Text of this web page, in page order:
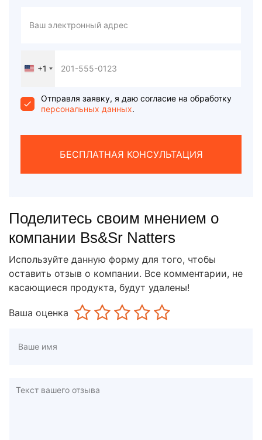
United
+1
+1
Отправля заявку, я даю согласие на обработку
персональных данных.
БЕСПЛАТНАЯ КОНСУЛЬТАЦИЯ
Поделитесь своим мнением о
компании Bs&Sr Natters
Используйте данную форму для того, чтобы
оставить отзыв о компании. Все комментарии, не
касающиеся продукта, будут удалены!
Ваша оценка